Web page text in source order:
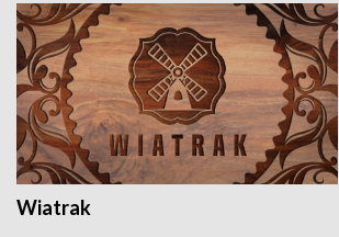
Wiatrak